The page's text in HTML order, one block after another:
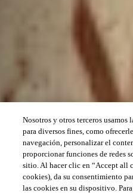
Nosotros y otros terceros usamos
para diversos fines, como
navegación, personalizar el
proporcionar funciones de redes
sitio. Al hacer clic en “Accept all
cookies), da su consentimiento
las cookies en su dispositivo.